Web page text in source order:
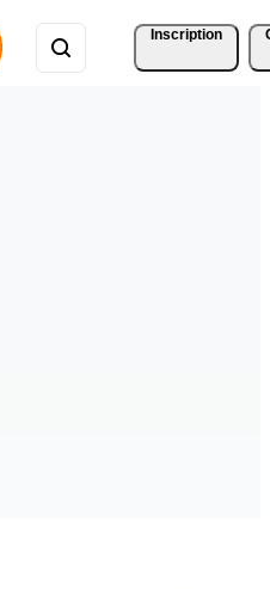
Inscription